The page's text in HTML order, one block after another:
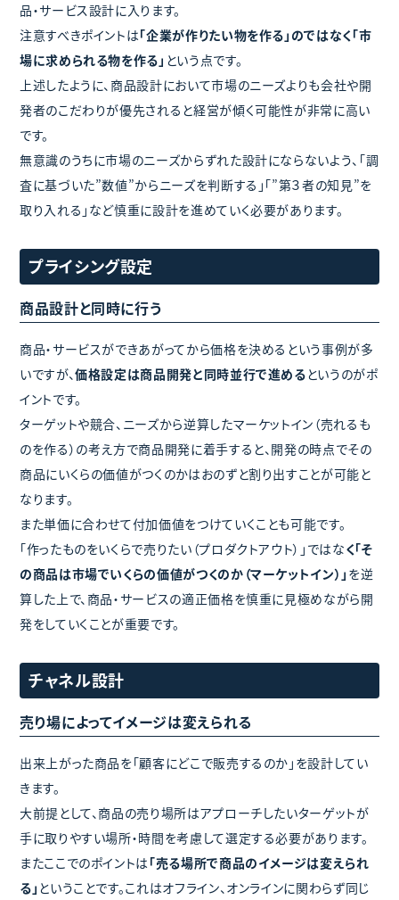
品・サービス設計に入ります。
注意すべきポイントは「企業が作りたい物を作る」のではなく「市
場に求められる物を作る」 という点です。
上述したように、商品設計において市場のニーズよりも会社や開
発者のこだわりが優先されると経営が傾く可能性が非常に高い
です。
無意識のうちに市場のニーズからずれた設計にならないよう、「調
査に基づいた”数値”からニーズを判断する」「”第３者の知見”を
取り入れる」など慎重に設計を進めていく必要があります。
プライシング設定
商品設計と同時に行う
商品・サービスができあがってから価格を決めるという事例が多
いですが、価格設定は商品開発と同時並行で進めるというのがポ
イントです。
ターゲットや競合、ニーズから逆算したマーケットイン（売れるも
のを作る）の考え方で商品開発に着手すると、開発の時点でその
商品にいくらの価値がつくのかはおのずと割り出すことが可能と
なります。
また単価に合わせて付加価値をつけていくことも可能です。
「作ったものをいくらで売りたい（プロダクトアウト）」ではなく「そ
の商品は市場でいくらの価値がつくのか（マーケットイン）」 を逆
算した上で、商品・サービスの適正価格を慎重に見極めながら開
発をしていくことが重要です。
チャネル設計
売り場によってイメージは変えられる
出来上がった商品を「顧客にどこで販売するのか」を設計してい
きます。
大前提として、商品の売り場所はアプローチしたいターゲットが
手に取りやすい場所・時間を考慮して選定する必要があります。
またここでのポイントは「売る場所で商品のイメージは変えられ
る」 ということです。これはオフライン、オンラインに関わらず同じ